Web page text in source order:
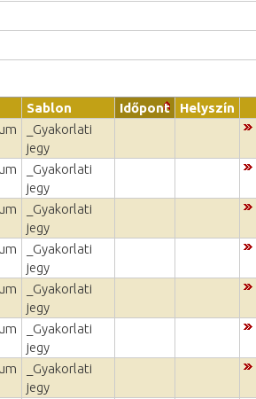
Sablon Időpont
Helyszín
_Gyakorlati
jegy
_Gyakorlati
jegy
_Gyakorlati
jegy
_Gyakorlati
jegy
_Gyakorlati
jegy
_Gyakorlati
jegy
_Gyakorlati
jegy